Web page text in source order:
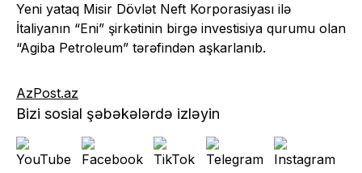
Yeni yataq Misir Dövlət Neft Korporasiyası ilə
İtaliyanın “Eni” şirkətinin birgə investisiya qurumu olan
“Agiba Petroleum” tərəfindən aşkarlanıb.
AzPost.az
Bizi sosial şəbəkələrdə izləyin